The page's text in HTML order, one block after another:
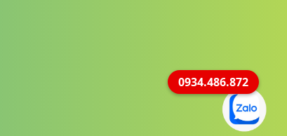
0934.486.872